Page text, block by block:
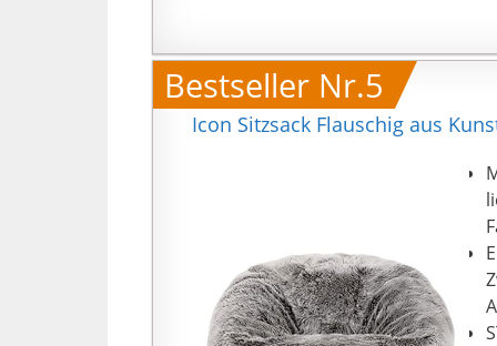
Bestseller Nr.5
Icon Sitzsack Flauschig aus